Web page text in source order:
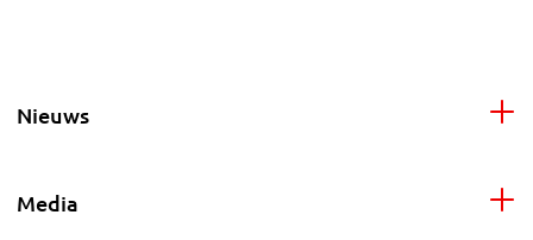
Nieuws
Media